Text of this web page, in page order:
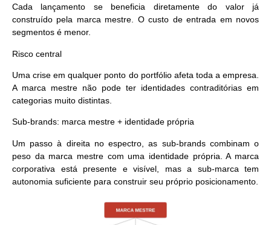
Cada lançamento se beneficia diretamente do valor já
construído pela marca mestre. O custo de entrada em novos
segmentos é menor.
Risco central
Uma crise em qualquer ponto do portfólio afeta toda a empresa.
A marca mestre não pode ter identidades contraditórias em
categorias muito distintas.
Sub-brands: marca mestre + identidade própria
Um passo à direita no espectro, as sub-brands combinam o
peso da marca mestre com uma identidade própria. A marca
corporativa está presente e visível, mas a sub-marca tem
autonomia suficiente para construir seu próprio posicionamento.